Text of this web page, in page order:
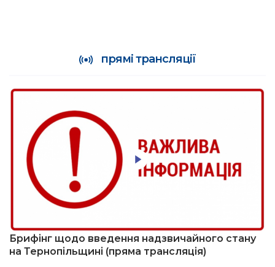
прямі трансляції
Брифінг щодо введення надзвичайного стану
на Тернопільщині (пряма трансляція)